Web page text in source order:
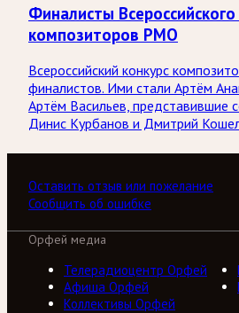
Финалисты Всероссийского
композиторов РМО
Всероссийский конкурс
финалистов. Ими стали Артём
Артём Васильев, представившие
Динис Курбанов и Дмитрий
Оставить отзыв или пожелание
Сообщить об ошибке
Орфей медиа
Телерадиоцентр Орфей
Афиша Орфей
Коллективы Орфей